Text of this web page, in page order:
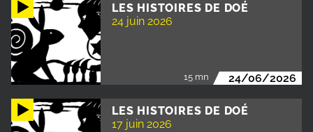
LES HISTOIRES DE DOÉ
24 juin 2026
15 mn 24/06/2026
LES HISTOIRES DE DOÉ
17 juin 2026